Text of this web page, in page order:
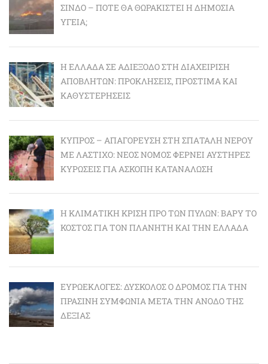
ΣΊΝΔΟ – ΠΌΤΕ ΘΑ ΘΩΡΑΚΙΣΤΕΊ Η ΔΗΜΌΣΙΑ
ΥΓΕΊΑ;
Η ΕΛΛΆΔΑ ΣΕ ΑΔΙΈΞΟΔΟ ΣΤΗ ΔΙΑΧΕΊΡΙΣΗ
ΑΠΟΒΛΉΤΩΝ: ΠΡΟΚΛΉΣΕΙΣ, ΠΡΌΣΤΙΜΑ ΚΑΙ
ΚΑΘΥΣΤΕΡΉΣΕΙΣ
ΚΎΠΡΟΣ – ΑΠΑΓΌΡΕΥΣΗ ΣΤΗ ΣΠΑΤΆΛΗ ΝΕΡΟΎ
ΜΕ ΛΆΣΤΙΧΟ: ΝΈΟΣ ΝΌΜΟΣ ΦΈΡΝΕΙ ΑΥΣΤΗΡΈΣ
ΚΥΡΏΣΕΙΣ ΓΙΑ ΆΣΚΟΠΗ ΚΑΤΑΝΆΛΩΣΗ
Η ΚΛΙΜΑΤΙΚΉ ΚΡΊΣΗ ΠΡΟ ΤΩΝ ΠΥΛΏΝ: BΑΡΎ ΤΟ
ΚΌΣΤΟΣ ΓΙΑ ΤΟΝ ΠΛΑΝΉΤΗ ΚΑΙ ΤΗΝ ΕΛΛΆΔΑ
ΕΥΡΩΕΚΛΟΓΈΣ: ΔΎΣΚΟΛΟΣ Ο ΔΡΌΜΟΣ ΓΙΑ ΤΗΝ
ΠΡΆΣΙΝΗ ΣΥΜΦΩΝΊΑ ΜΕΤΆ ΤΗΝ ΆΝΟΔΟ ΤΗΣ
ΔΕΞΙΆΣ